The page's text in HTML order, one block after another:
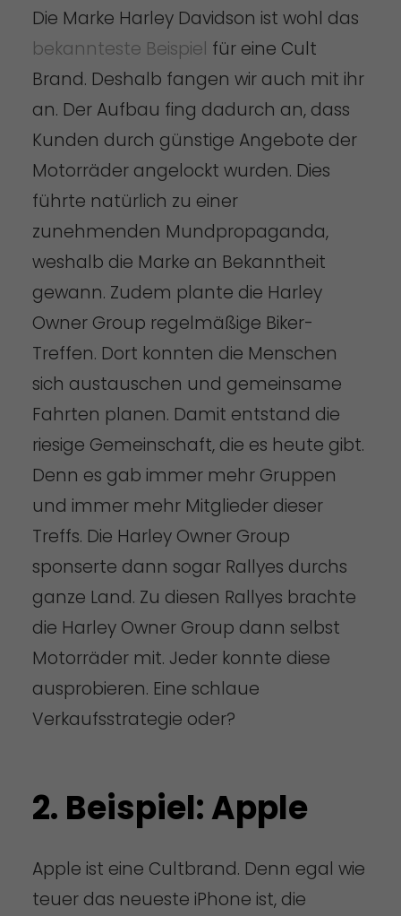
Die Marke Harley Davidson ist wohl das
bekannteste Beispiel für eine Cult
Brand. Deshalb fangen wir auch mit ihr
an. Der Aufbau fing dadurch an, dass
Kunden durch günstige Angebote der
Motorräder angelockt wurden. Dies
führte natürlich zu einer
zunehmenden Mundpropaganda,
weshalb die Marke an Bekanntheit
gewann. Zudem plante die Harley
Owner Group regelmäßige Biker-
Treffen. Dort konnten die Menschen
sich austauschen und gemeinsame
Fahrten planen. Damit entstand die
riesige Gemeinschaft, die es heute gibt.
Denn es gab immer mehr Gruppen
und immer mehr Mitglieder dieser
Treffs. Die Harley Owner Group
sponserte dann sogar Rallyes durchs
ganze Land. Zu diesen Rallyes brachte
die Harley Owner Group dann selbst
Motorräder mit. Jeder konnte diese
ausprobieren. Eine schlaue
Verkaufsstrategie oder?
2. Beispiel: Apple
Apple ist eine Cultbrand. Denn egal wie
teuer das neueste iPhone ist, die